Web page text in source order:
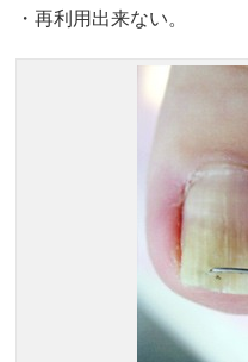
・再利用出来ない。